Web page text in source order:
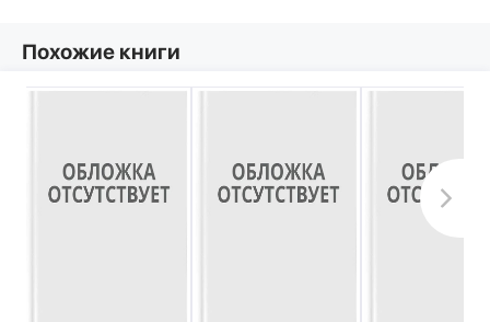
Похожие книги